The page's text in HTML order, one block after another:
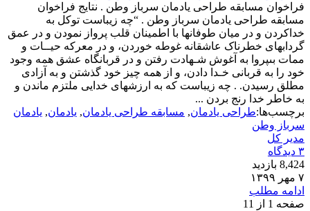
فراخوان مسابقه طراحی یادمان سرباز وطن . نتایج فراخوان
مسابقه طراحی یادمان سرباز وطن . “چه زیباست توکل به
خداکردن و در میان طوفان‏ها با اطمینان قلب پرواز نمودن و در عمق
گرداب‏هاى خطرناک عاشقانه غوطه‏ خوردن، و در معرکه حیــات و
ممات بى‏پروا به آغوش شـهادت رفتن و در قربان‏گاه عشق همه وجود
خود را به قربانى خـدا دادن، و از همه چیز خود گذشتن و به آزادى
مطلق رسیدن. . چه زیباست که به ارزش‏هاى خدایى ملتزم ماندن و
به خاطر خدا رنج بردن ...
برچسب‌ها:طراحی یادمان, مسابقه طراحی یادمان, یادمان, یادمان
سرباز وطن
مدیر کل
۳ دیدگاه
8,424 بازدید
۷ مهر ۱۳۹۹
ادامه مطلب
صفحه 1 از 1
1